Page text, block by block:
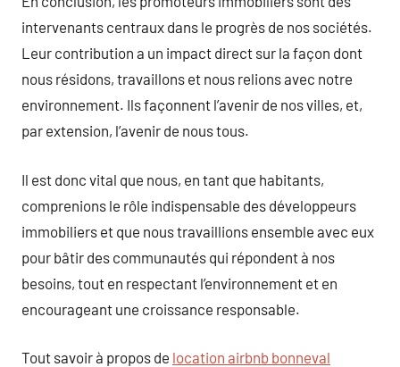
intervenants centraux dans le progrès de nos sociétés.
Leur contribution a un impact direct sur la façon dont
nous résidons, travaillons et nous relions avec notre
environnement. Ils façonnent l’avenir de nos villes, et,
par extension, l’avenir de nous tous.
Il est donc vital que nous, en tant que habitants,
comprenions le rôle indispensable des développeurs
immobiliers et que nous travaillions ensemble avec eux
pour bâtir des communautés qui répondent à nos
besoins, tout en respectant l’environnement et en
encourageant une croissance responsable.
Tout savoir à propos de location airbnb bonneval